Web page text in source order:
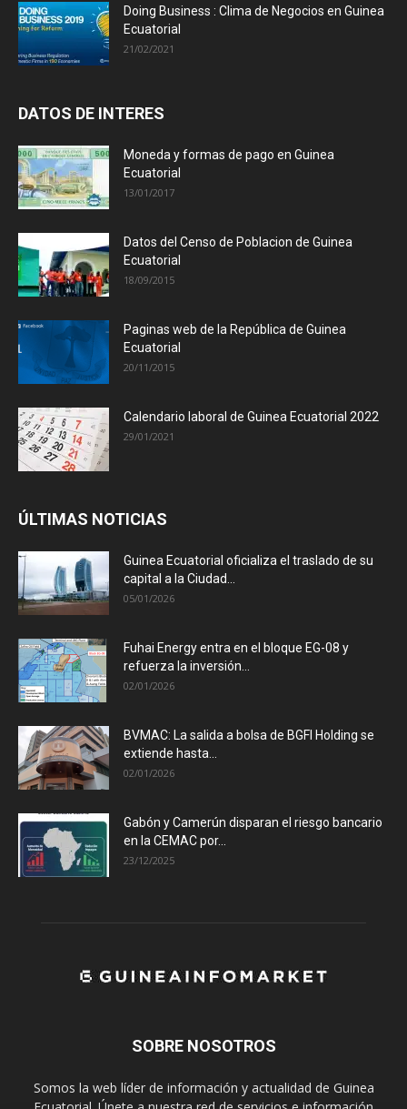
Doing Business : Clima de Negocios en Guinea
Ecuatorial
21/02/2021
DATOS DE INTERES
Moneda y formas de pago en Guinea
Ecuatorial
13/01/2017
Datos del Censo de Poblacion de Guinea
Ecuatorial
18/09/2015
Paginas web de la República de Guinea
Ecuatorial
20/11/2015
Calendario laboral de Guinea Ecuatorial 2022
29/01/2021
ÚLTIMAS NOTICIAS
Guinea Ecuatorial oficializa el traslado de su
capital a la Ciudad...
05/01/2026
Fuhai Energy entra en el bloque EG-08 y
refuerza la inversión...
02/01/2026
BVMAC: La salida a bolsa de BGFI Holding se
extiende hasta...
02/01/2026
Gabón y Camerún disparan el riesgo bancario
en la CEMAC por...
23/12/2025
SOBRE NOSOTROS
Somos la web líder de información y actualidad de Guinea